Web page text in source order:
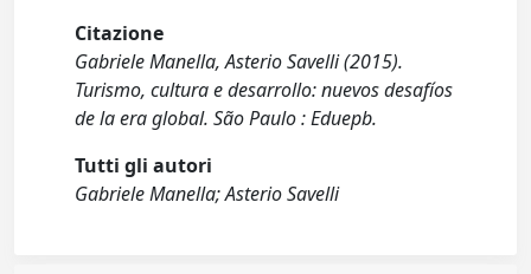
Citazione
Gabriele Manella, Asterio Savelli (2015).
Turismo, cultura e desarrollo: nuevos desafíos
de la era global. São Paulo : Eduepb.
Tutti gli autori
Gabriele Manella; Asterio Savelli